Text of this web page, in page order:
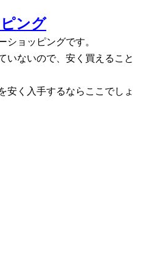
ング
ショッピングです。
いないので、安く買えること
安く入手するならここでしょ